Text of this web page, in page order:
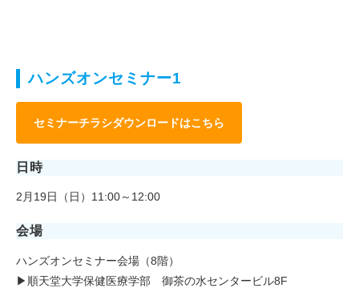
ハンズオンセミナー1
セミナーチラシダウンロードはこちら
日時
2月19日（日）11:00～12:00
会場
ハンズオンセミナー会場（8階）
▶順天堂大学保健医療学部 御茶の水センタービル8F